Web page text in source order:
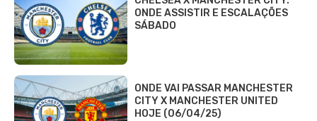
ONDE ASSISTIR E ESCALAÇÕES
SÁBADO
ONDE VAI PASSAR MANCHESTER
CITY X MANCHESTER UNITED
HOJE (06/04/25)